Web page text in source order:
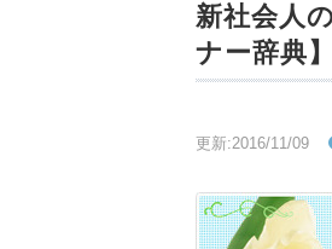
新社会人
ナー辞典
更新:2016/11/09